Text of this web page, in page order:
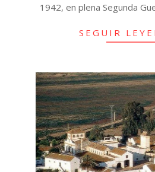
1942, en plena Segunda
SEGUIR